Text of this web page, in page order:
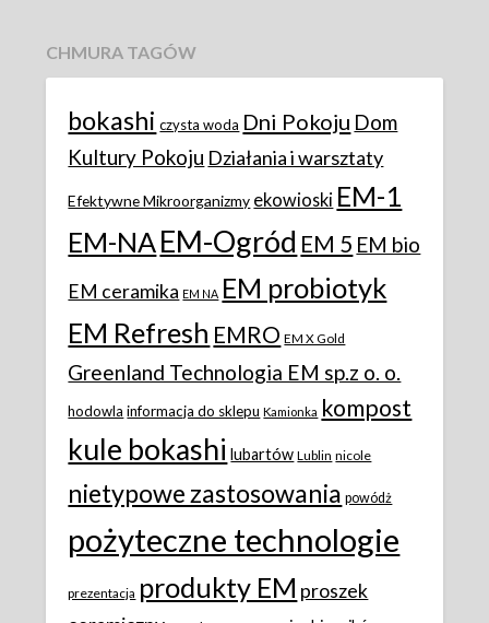
CHMURA TAGÓW
bokashi czysta woda Dni Pokoju Dom
Kultury Pokoju Działania i warsztaty
Efektywne Mikroorganizmy ekowioski EM-1
EM-NAEM-Ogród EM 5 EM bio
EM ceramika EM NA EM probiotyk
EM Refresh EMRO EM X Gold
Greenland Technologia EM sp.z o. o.
hodowla informacja do sklepu Kamionka kompost
kule bokashi lubartów Lublin nicole
nietypowe zastosowania powódż
pożyteczne technologie
prezentacja produkty EM proszek